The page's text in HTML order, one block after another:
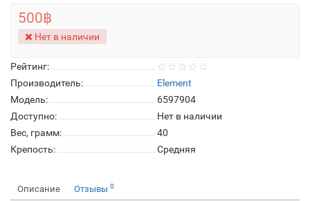
Рейтинг:
Производитель:
Element
Модель:
6597904
Доступно:
Нет в наличии
Вес, грамм:
40
Крепость:
Средняя
500฿
Нет в наличии
Описание Отзывы 0